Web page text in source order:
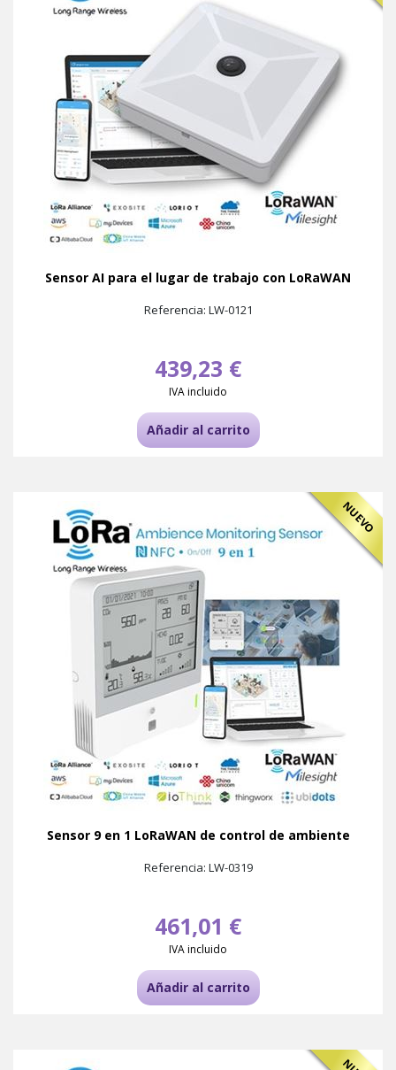
Sensor AI para el lugar de trabajo con LoRaWAN
Referencia: LW-0121
439,23 €
IVA incluido
Añadir al carrito
NUEVO
Sensor 9 en 1 LoRaWAN de control de ambiente
Referencia: LW-0319
461,01 €
IVA incluido
Añadir al carrito